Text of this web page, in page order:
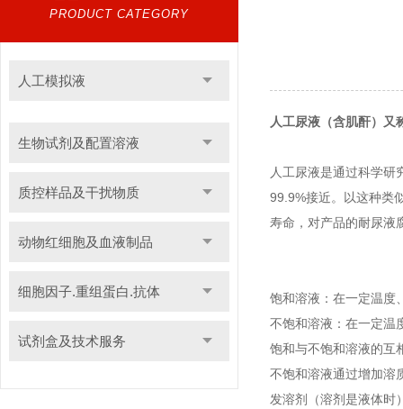
PRODUCT CATEGORY
人工模拟液
生物试剂及配置溶液
质控样品及干扰物质
动物红细胞及血液制品
细胞因子.重组蛋白.抗体
试剂盒及技术服务
人工尿液（含肌酐）又
人工尿液是通过科学
99.9%接近。以这种类
寿命，对产品的耐尿液
饱和溶液：在一定温度
不饱和溶液：在一定温
饱和与不饱和溶液的互
不饱和溶液通过增加溶
发溶剂（溶剂是液体时